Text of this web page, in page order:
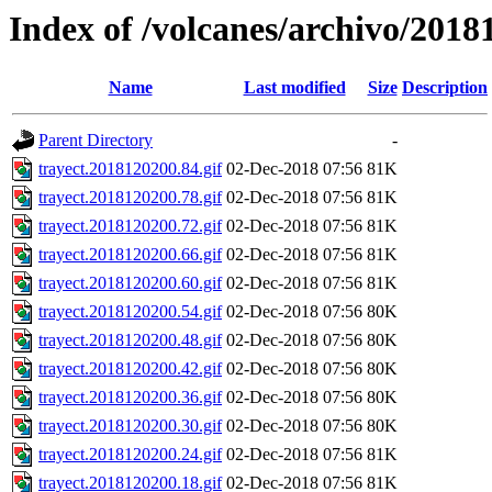
Index of /volcanes/archivo/
Name Last modified Size Description
Parent Directory
-
trayect.2018120200.84.gif 02-Dec-2018 07:56 81K
trayect.2018120200.78.gif 02-Dec-2018 07:56 81K
trayect.2018120200.72.gif 02-Dec-2018 07:56 81K
trayect.2018120200.66.gif 02-Dec-2018 07:56 81K
trayect.2018120200.60.gif 02-Dec-2018 07:56 81K
trayect.2018120200.54.gif 02-Dec-2018 07:56 80K
trayect.2018120200.48.gif 02-Dec-2018 07:56 80K
trayect.2018120200.42.gif 02-Dec-2018 07:56 80K
trayect.2018120200.36.gif 02-Dec-2018 07:56 80K
trayect.2018120200.30.gif 02-Dec-2018 07:56 80K
trayect.2018120200.24.gif 02-Dec-2018 07:56 81K
trayect.2018120200.18.gif 02-Dec-2018 07:56 81K